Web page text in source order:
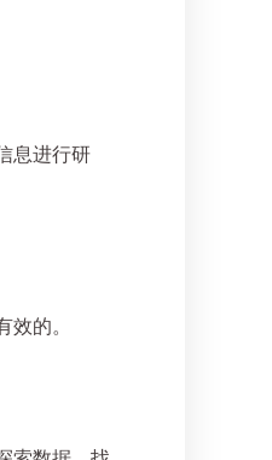
息进行研
的。